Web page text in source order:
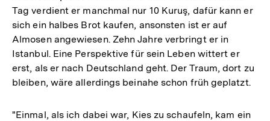
Tag verdient er manchmal nur 10 Kuruş, dafür kann er
sich ein halbes Brot kaufen, ansonsten ist er auf
Almosen angewiesen. Zehn Jahre verbringt er in
Istanbul. Eine Perspektive für sein Leben wittert er
erst, als er nach Deutschland geht. Der Traum, dort zu
bleiben, wäre allerdings beinahe schon früh geplatzt.
"Einmal, als ich dabei war, Kies zu schaufeln, kam ein